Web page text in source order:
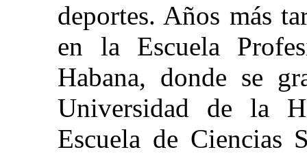
deportes. Años más
en la Escuela
Habana, donde se
Universidad de la
Escuela de Ciencias